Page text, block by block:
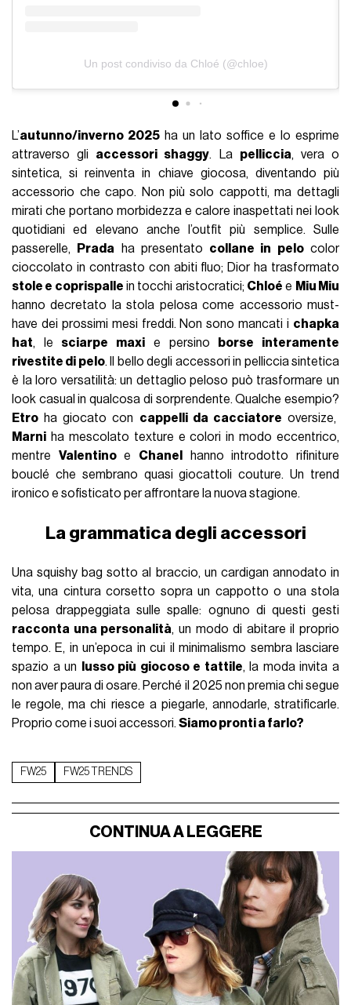
Un post condiviso da Chloé (@chloe)
L’autunno/inverno 2025 ha un lato soffice e lo esprime
attraverso gli accessori shaggy. La pelliccia, vera o
sintetica, si reinventa in chiave giocosa, diventando più
accessorio che capo. Non più solo cappotti, ma dettagli
mirati che portano morbidezza e calore inaspettati nei look
quotidiani ed elevano anche l’outfit più semplice. Sulle
passerelle,
Prada ha presentato collane in pelocolor
cioccolato in contrasto con abiti fluo; Dior ha trasformato
stole e coprispalle in tocchi aristocratici; Chloé e Miu Miu
hanno decretato la stola pelosa come accessorio must-
have dei prossimi mesi freddi. Non sono mancati i chapka
hat, le sciarpe maxi e persino
borse interamente
rivestite di pelo. Il bello degli accessori in pelliccia sintetica
è la loro versatilità: un dettaglio peloso può trasformare un
look casual in qualcosa di sorprendente. Qualche esempio?
Etro ha giocato con cappelli da cacciatore oversize,
Marni ha mescolato texture e colori in modo eccentrico,
mentre Valentinoe Chanel
hanno introdotto rifiniture
bouclé che sembrano quasi giocattoli couture. Un trend
ironico e sofisticato per affrontare la nuova stagione.
La grammatica degli accessori
Una squishy bag sotto al braccio, un cardigan annodato in
vita, una cintura corsetto sopra un cappotto o una stola
pelosa drappeggiata sulle spalle: ognuno di questi gesti
racconta una personalità, un modo di abitare il proprio
tempo. E, in un’epoca in cui il minimalismo sembra lasciare
spazio a un
lusso più giocoso e tattile, la moda invita a
non aver paura di osare. Perché il 2025 non premia chi segue
le regole, ma chi riesce a piegarle, annodarle, stratificarle.
Proprio come i suoi accessori.Siamo pronti a farlo?
FW25 FW25 TRENDS
CONTINUA A LEGGERE